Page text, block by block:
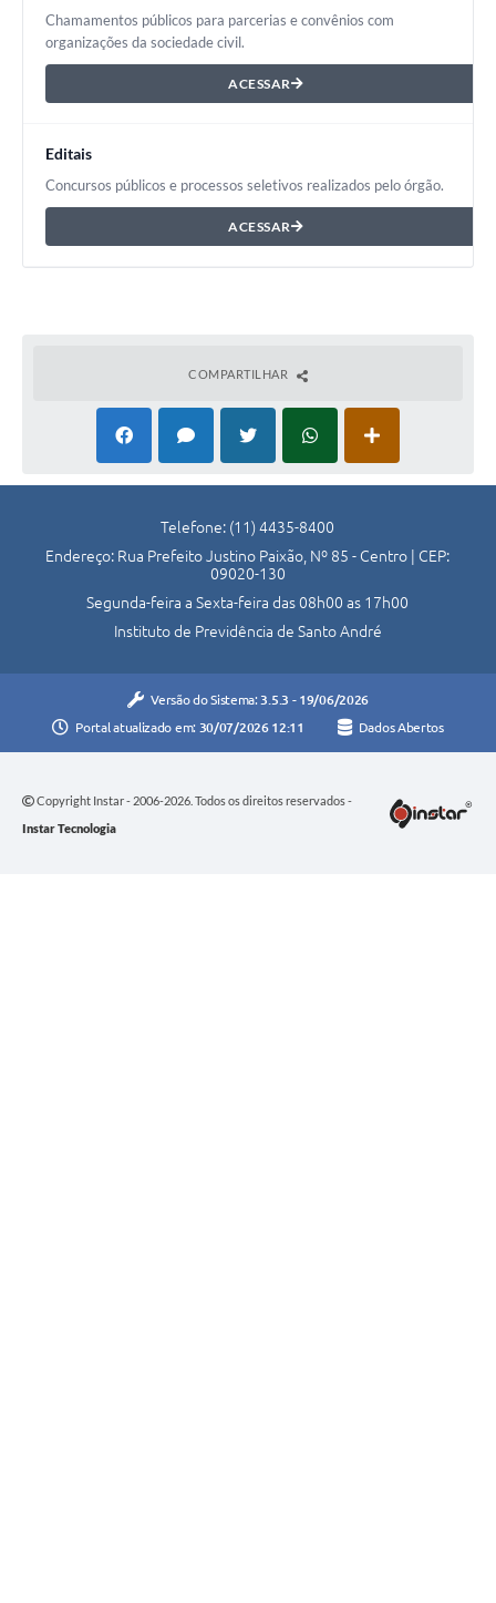
Chamamentos públicos para parcerias e convênios com
organizações da sociedade civil.
ACESSAR
Editais
Concursos públicos e processos seletivos realizados pelo órgão.
ACESSAR
COMPARTILHAR
Telefone: (11) 4435-8400
Endereço: Rua Prefeito Justino Paixão, Nº 85 - Centro | CEP:
09020-130
Segunda-feira a Sexta-feira das 08h00 as 17h00
Instituto de Previdência de Santo André
Versão do Sistema: 3.5.3 - 19/06/2026
Portal atualizado em: 30/07/2026 12:11 Dados Abertos
Copyright Instar - 2006-2026. Todos os direitos reservados -
Instar Tecnologia